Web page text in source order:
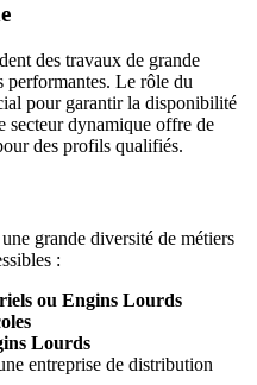
des travaux de grande
performantes. Le rôle du
pour garantir la disponibilité
secteur dynamique offre de
des profils qualifiés.
grande diversité de métiers
:
ou Engins Lourds
Lourds
entreprise de distribution